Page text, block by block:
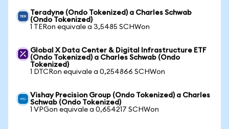
Teradyne (Ondo Tokenized) a Charles Schwab
(Ondo Tokenized)
1 TERon equivale a 3,5485 SCHWon
Global X Data Center & Digital Infrastructure ETF
(Ondo Tokenized) a Charles Schwab (Ondo
Tokenized)
1 DTCRon equivale a 0,254866 SCHWon
Vishay Precision Group (Ondo Tokenized) a Charles
Schwab (Ondo Tokenized)
1 VPGon equivale a 0,654217 SCHWon